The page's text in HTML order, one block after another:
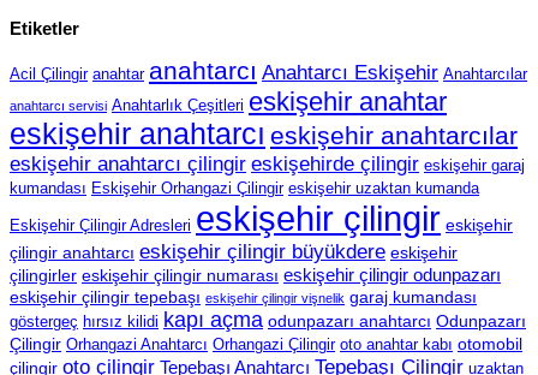
Etiketler
Acil Çilingir anahtar anahtarcı Anahtarcı Eskişehir Anahtarcılar
anahtarcı servisi Anahtarlık Çeşitleri eskişehir anahtar
eskişehir anahtarcı eskişehir anahtarcılar
eskişehir anahtarcı çilingir eskişehirde çilingir eskişehir garaj
kumandası Eskişehir Orhangazi Çilingir eskişehir uzaktan kumanda
Eskişehir Çilingir Adresleri eskişehir çilingir eskişehir
çilingir anahtarcı eskişehir çilingir büyükdere eskişehir
çilingirler eskişehir çilingir numarası eskişehir çilingir odunpazarı
eskişehir çilingir tepebaşı eskişehir çilingir vişnelik garaj kumandası
göstergeç hırsız kilidi kapı açma odunpazarı anahtarcı Odunpazarı
Çilingir Orhangazi Anahtarcı Orhangazi Çilingir oto anahtar kabı otomobil
çilingir oto çilingir Tepebaşı Anahtarcı Tepebaşı Çilingir uzaktan